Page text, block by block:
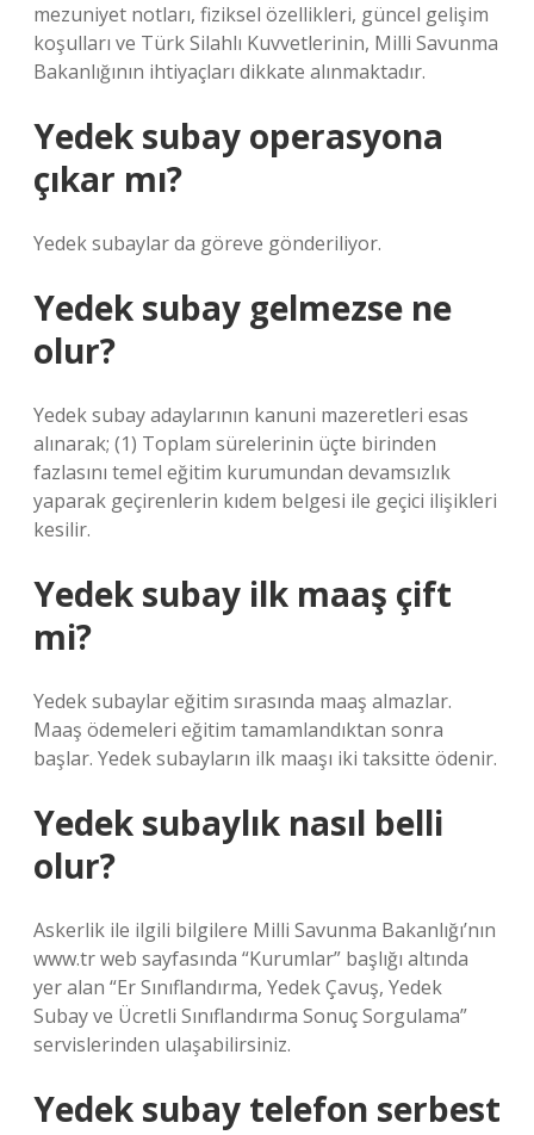
mezuniyet notları, fiziksel özellikleri, güncel gelişim
koşulları ve Türk Silahlı Kuvvetlerinin, Milli Savunma
Bakanlığının ihtiyaçları dikkate alınmaktadır.
Yedek subay operasyona
çıkar mı?
Yedek subaylar da göreve gönderiliyor.
Yedek subay gelmezse ne
olur?
Yedek subay adaylarının kanuni mazeretleri esas
alınarak; (1) Toplam sürelerinin üçte birinden
fazlasını temel eğitim kurumundan devamsızlık
yaparak geçirenlerin kıdem belgesi ile geçici ilişikleri
kesilir.
Yedek subay ilk maaş çift
mi?
Yedek subaylar eğitim sırasında maaş almazlar.
Maaş ödemeleri eğitim tamamlandıktan sonra
başlar. Yedek subayların ilk maaşı iki taksitte ödenir.
Yedek subaylık nasıl belli
olur?
Askerlik ile ilgili bilgilere Milli Savunma Bakanlığı’nın
www.tr web sayfasında “Kurumlar” başlığı altında
yer alan “Er Sınıflandırma, Yedek Çavuş, Yedek
Subay ve Ücretli Sınıflandırma Sonuç Sorgulama”
servislerinden ulaşabilirsiniz.
Yedek subay telefon serbest